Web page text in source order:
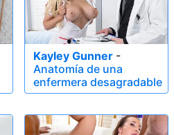
Kayley Gunner -
Anatomía de una
enfermera desagradable